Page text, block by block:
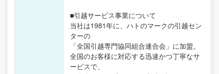
■引越サービス事業について
当社は1981年に、ハトのマークの引越セン
ターの
「全国引越専門協同組合連合会」に加盟。
全国のお客様に対応する迅速かつ丁寧なサ
ービスで、